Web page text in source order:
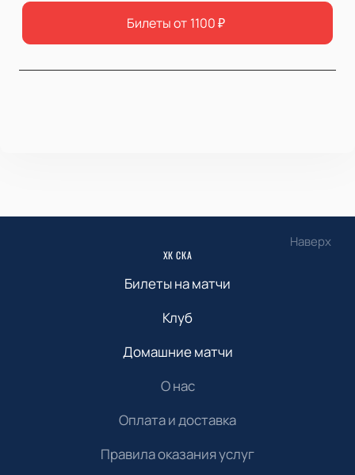
Билеты от 1100₽
Наверх
ХК СКА
Билеты на матчи
Клуб
Домашние матчи
О нас
Оплата и доставка
Правила оказания услуг